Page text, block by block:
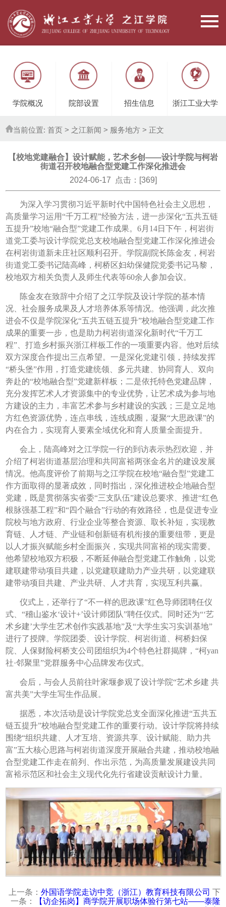
学院概况 院部设置 招生信息 浙江工业大学
当前位置:首页 > 之江新闻 > 服务地方 > 正文
【校地党建融合】设计赋能，艺术乡创——设计学院与柯岩
街道召开校地融合型党建工作深化推进会
2024-06-17 点击：[ 369
为深入学习贯彻习近平新时代中国特色社会主义思想，
高质量学习运用“千万工程”经验方法，进一步深化“五共五链
五提升”校地“融合型”党建工作成果。6月14日下午，柯岩街
道党工委与设计学院党总支校地融合型党建工作深化推进会
在柯岩街道新未庄社区顺利召开。学院副院长陈金友，柯岩
街道党工委书记陆高峰，柯桥区妇幼保健院党委书记马黎，
校地双方相关负责人及师生代表等60余人参加会议。
陈金友在致辞中介绍了之江学院及设计学院的基本情
况、社会服务成果及人才培养体系等情况。他强调，此次推
进会不仅是学院深化“五共五链五提升”校地融合型党建工作
成果的重要一步，也是助力柯岩街道深化新时代“千万工
程”、打造乡村振兴浙江样板工作的一项重要内容。他对后续
双方深度合作提出三点希望。一是深化党建引领，持续发挥
“桥头堡”作用，打造党建统领、多元共建、协同育人、双向
奔赴的“校地融合型”党建新样板；二是依托特色党建品牌，
充分发挥艺术人才资源集中的专业优势，让艺术成为参与地
方建设的主力，丰富艺术参与乡村建设的实践；三是立足地
方红色资源优势，连点串线，连线成圈，凝聚“大思政课”的
内在合力，实现育人要素全域优化和育人质量全面提升。
会上，陆高峰对之江学院一行的到访表示热烈欢迎，并
介绍了柯岩街道基层治理和共同富裕两张金名片的建设发展
情况。他高度评价了前期与之江学院在校地“融合型”党建工
作方面取得的显著成效，同时指出，深化推进校企地融合型
党建，既是贯彻落实省委“三支队伍”建设总要求、推进“红色
根脉强基工程”和“四个融合”行动的有效路径，也是促进专业
院校与地方政府、行业企业等整合资源、取长补短，实现教
育链、人才链、产业链和创新链有机衔接的重要纽带，更是
以人才振兴赋能乡村全面振兴，实现共同富裕的现实需要。
他希望校地双方积极，不断延伸融合型党建工作触角，以党
建联建带动项目共建，以党建联建助力产业共研，以党建联
建带动项目共建、产业共研、人才共育，实现互利共赢。
仪式上，还举行了“不一样的思政课”红色导师团聘任仪
式、“稽山鉴水‘设计+’设计师团队”聘任仪式。同时还为“‘艺
术乡建’大学生艺术创作实践基地”及“大学生实习实训基地”
进行了授牌。学院团委、设计学院、柯岩街道、柯桥妇保
院、人保财险柯桥支公司团组织为4个特色社群揭牌，“柯yan
社·邻聚里”党群服务中心品牌发布仪式。
会后，与会人员前往叶家堰参观了设计学院“艺术乡建 共
富共美”大学生写生作品展。
据悉，本次活动是设计学院党总支全面深化推进“五共五
链五提升”校地融合型党建工作的重要行动。设计学院将持续
围绕“组织共建、人才互培、资源共享、设计赋能、助力共
富”五大核心思路与柯岩街道深度开展融合共建，推动校地融
合型党建工作走在前列、作出示范，为高质量发展建设共同
富裕示范区和社会主义现代化先行省建设贡献设计力量。
上一条： 外国语学院走访中竞（浙江）教育科技有限公司 下
一条：
【访企拓岗】商学院开展职场体验行第七站——泰隆